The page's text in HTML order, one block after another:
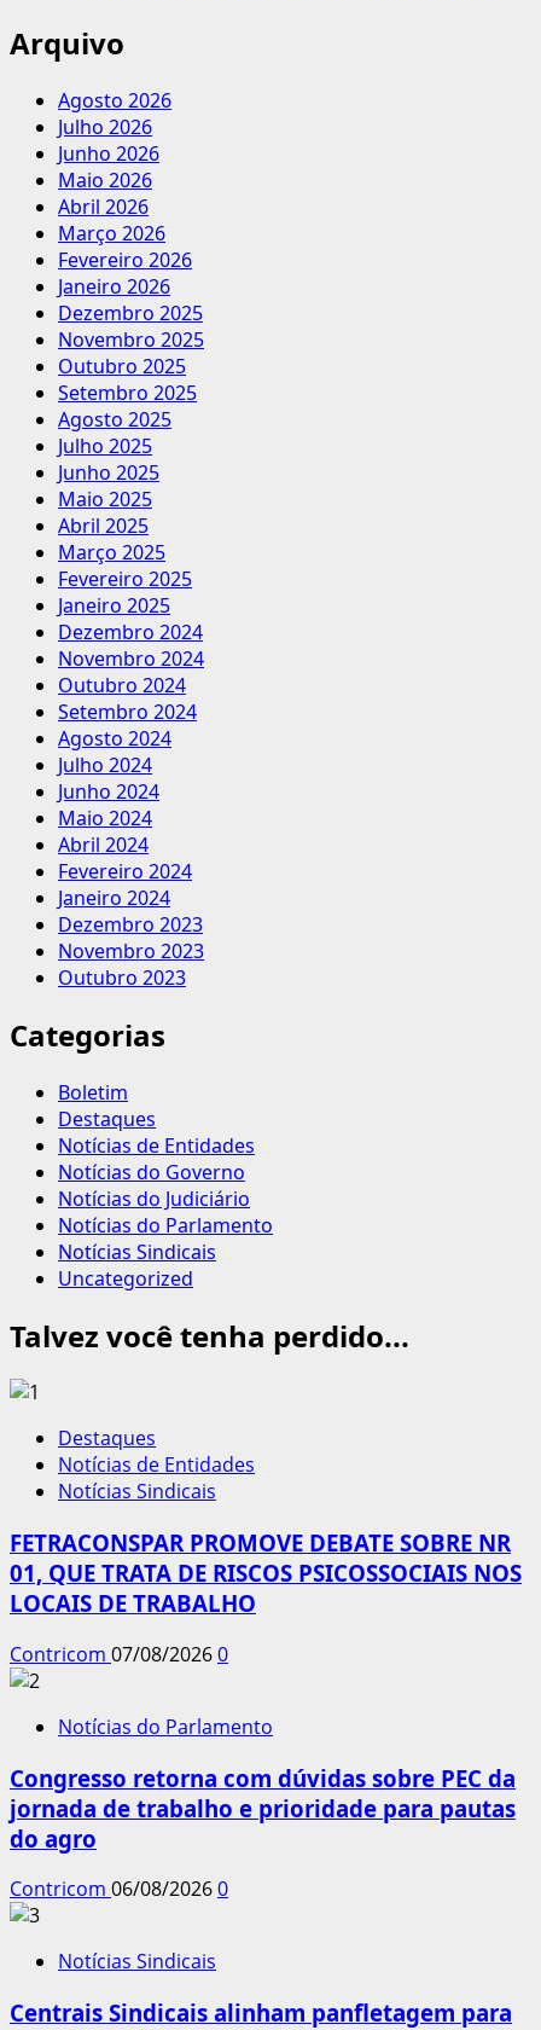
Arquivo
Agosto 2026
Julho 2026
Junho 2026
Maio 2026
Abril 2026
Março 2026
Fevereiro 2026
Janeiro 2026
Dezembro 2025
Novembro 2025
Outubro 2025
Setembro 2025
Agosto 2025
Julho 2025
Junho 2025
Maio 2025
Abril 2025
Março 2025
Fevereiro 2025
Janeiro 2025
Dezembro 2024
Novembro 2024
Outubro 2024
Setembro 2024
Agosto 2024
Julho 2024
Junho 2024
Maio 2024
Abril 2024
Fevereiro 2024
Janeiro 2024
Dezembro 2023
Novembro 2023
Outubro 2023
Categorias
Boletim
Destaques
Notícias de Entidades
Notícias do Governo
Notícias do Judiciário
Notícias do Parlamento
Notícias Sindicais
Uncategorized
Talvez você tenha perdido...
Destaques
Notícias de Entidades
Notícias Sindicais
FETRACONSPAR PROMOVE DEBATE SOBRE NR
01, QUE TRATA DE RISCOS PSICOSSOCIAIS NOS
LOCAIS DE TRABALHO
Contricom 07/08/20260
Notícias do Parlamento
Congresso retorna com dúvidas sobre PEC da
jornada de trabalho e prioridade para pautas
do agro
Contricom 06/08/20260
Notícias Sindicais
Centrais Sindicais alinham panfletagem para